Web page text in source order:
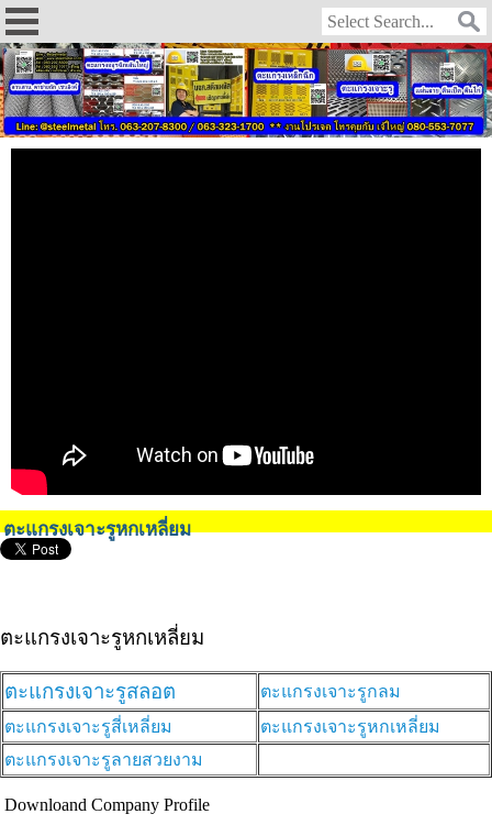
ตะแกรงเจาะรูหกเหลี่ยม
ตะแกรงเจาะรูหกเหลี่ยม
ตะแกรงเจาะรูสลอต
ตะแกรงเจาะรูกลม
ตะแกรงเจาะรูสี่เหลี่ยม
ตะแกรงเจาะรูหกเหลี่ยม
ตะแกรงเจาะรูลายสวยงาม
Downloand Company Profile